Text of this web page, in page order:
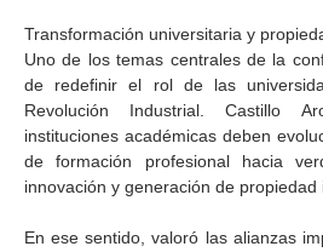
Transformación universitaria y
Uno de los temas centrales de la
de redefinir el rol de las
Revolución Industrial. Castillo
instituciones académicas deben
de formación profesional hacia
innovación y generación de propiedad
En ese sentido, valoró las alianzas